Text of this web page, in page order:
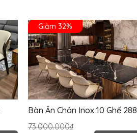
Giảm 32%
Bàn Ăn Chân Inox 10 Ghế
73.000.000₫